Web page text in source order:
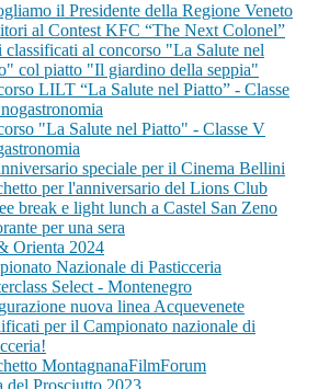
il Presidente della Regione Veneto
al Contest KFC “The Next Colonel”
classificati al concorso "La Salute nel
col piatto "Il giardino della seppia"
LILT “La Salute nel Piatto” - Classe
"La Salute nel Piatto" - Classe V
speciale per il Cinema Bellini
per l'anniversario del Lions Club
break e light lunch a Castel San Zeno
per una sera
Orienta 2024
Nazionale di Pasticceria
Select - Montenegro
nuova linea Acquevenete
per il Campionato nazionale di
MontagnanaFilmForum